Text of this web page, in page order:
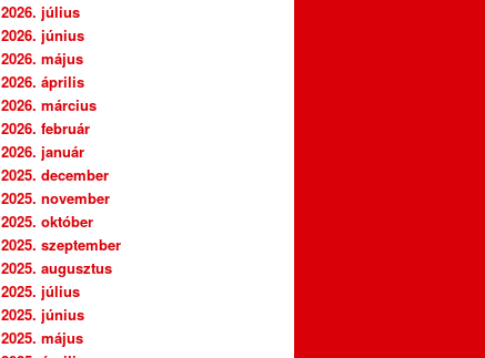
2026. július
2026. június
2026. május
2026. április
2026. március
2026. február
2026. január
2025. december
2025. november
2025. október
2025. szeptember
2025. augusztus
2025. július
2025. június
2025. május